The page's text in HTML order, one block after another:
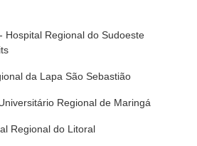
- Hospital Regional do Sudoeste
da Lapa São Sebastião
Regional de Maringá
Regional do Litoral